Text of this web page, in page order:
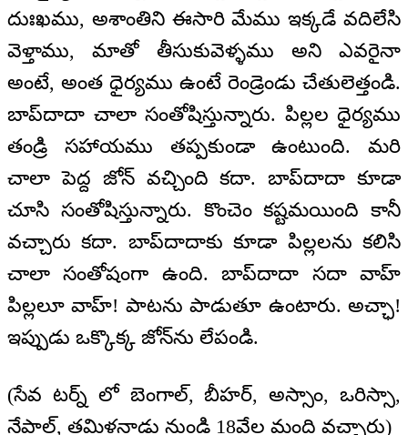
దుఃఖము, అశాంతిని ఈసారి మేము ఇక్కడే వదిలేసి
వెళ్తాము, మాతో తీసుకువెళ్ళము అని ఎవరైనా
అంటే, అంత ధైర్యము ఉంటే రెండ్రెండు చేతులెత్తండి.
బాప్‌దాదా చాలా సంతోషిస్తున్నారు. పిల్లల ధైర్యము
తండ్రి సహాయము తప్పకుండా ఉంటుంది. మరి
చాలా పెద్ద జోన్ వచ్చింది కదా. బాప్‌దాదా కూడా
చూసి సంతోషిస్తున్నారు. కొంచెం కష్టమయింది కానీ
వచ్చారు కదా. బాప్‌దాదాకు కూడా పిల్లలను కలిసి
చాలా సంతోషంగా ఉంది. బాప్‌దాదా సదా వాహ్
పిల్లలూ వాహ్! పాటను పాడుతూ ఉంటారు. అచ్ఛా!
ఇప్పుడు ఒక్కొక్క జోన్‌ను లేపండి.
(సేవ టర్న్ లో బెంగాల్, బీహర్, అస్సాం, ఒరిస్సా,
నేపాల్, తమిళనాడు నుండి 18వేల మంది వచ్చారు)